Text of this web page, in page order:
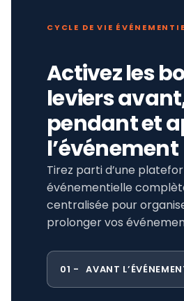
CYCLE DE VIE
Activez les
leviers
pendant et
l’événement
Tirez parti d’une
événementielle
centralisée pour
prolonger vos
01 AVANT